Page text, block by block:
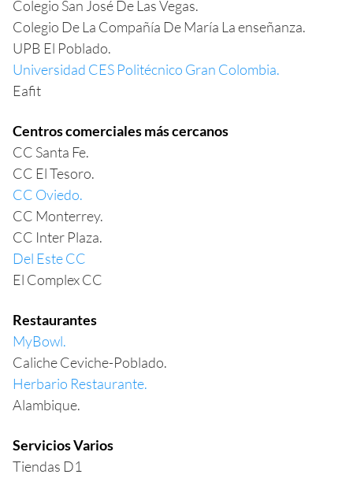
Colegio San José De Las Vegas.
Colegio De La Compañía De María La enseñanza.
UPB El Poblado.
Universidad CES Politécnico Gran Colombia.
Eafit
Centros comerciales más cercanos
CC Santa Fe.
CC El Tesoro.
CC Oviedo.
CC Monterrey.
CC Inter Plaza.
Del Este CC
El Complex CC
Restaurantes
MyBowl.
Caliche Ceviche-Poblado.
Herbario Restaurante.
Alambique.
Servicios Varios
Tiendas D1